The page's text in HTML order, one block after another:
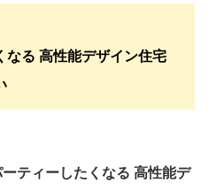
なる 高性能デザイン住宅
ティーしたくなる 高性能デ